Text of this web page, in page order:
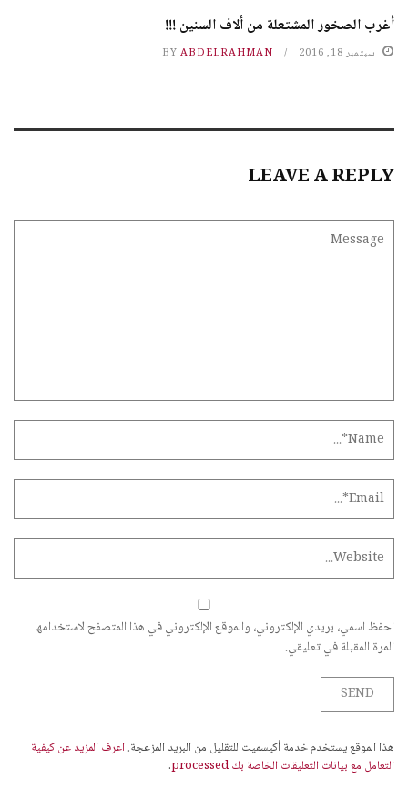
أغرب الصخور المشتعلة من ألاف السنين !!!
سبتمبر 18, 2016 BY ABDELRAHMAN
LEAVE A REPLY
احفظ اسمي، بريدي الإلكتروني، والموقع الإلكتروني في هذا المتصفح لاستخدامها
المرة المقبلة في تعليقي.
هذا الموقع يستخدم خدمة أكيسميت للتقليل من البريد المزعجة.اعرف المزيد عن كيفية
التعامل مع بيانات التعليقات الخاصة بك processed
.